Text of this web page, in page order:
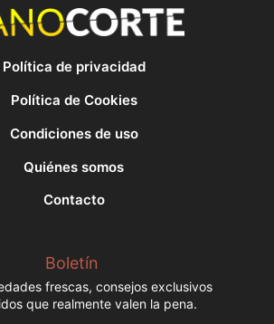
Política de privacidad
Política de Cookies
Condiciones de uso
Quiénes somos
Contacto
Boletín
frescas, consejos exclusivos
que realmente valen la pena.